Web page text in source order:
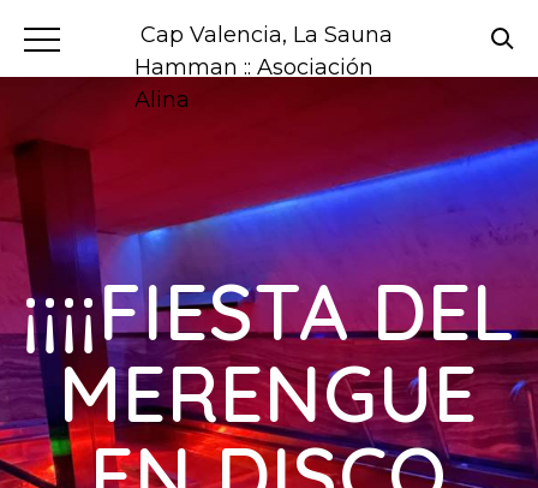
Cap Valencia, La Sauna
Hamman :: Asociación
Alina
¡¡¡¡FIESTA DEL
MERENGUE